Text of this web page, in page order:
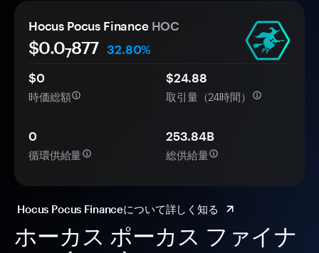
ホーカス ポーカス ファイナ
Hocus Pocus Finance HOC
$0.07877 32.80%
$0
時価総額
$24.88
取引量（24時間）
0
循環供給量
253.84B
総供給量
Hocus Pocus Financeについて詳しく知る